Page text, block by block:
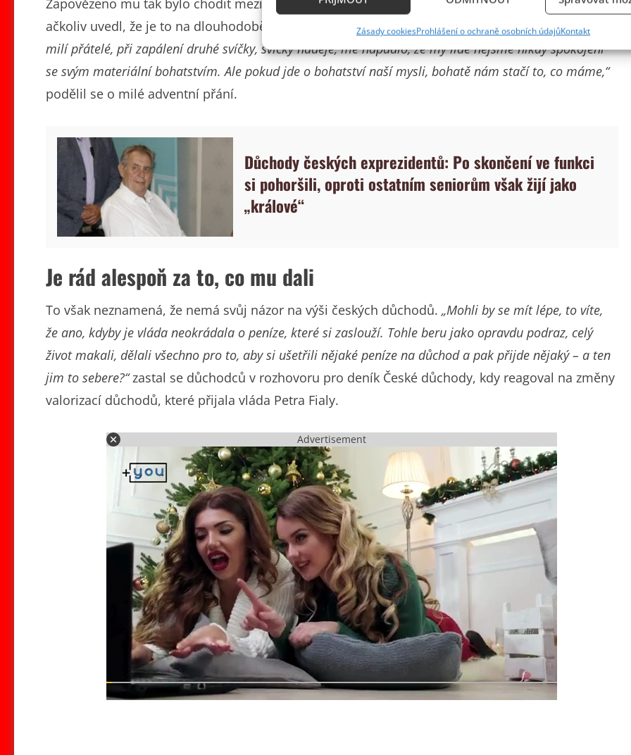
základě aktivně vyžádaných informací.
Zajištění bezpečnosti, předcházení a zjišťování podvodů a
Zásady cookiesProhlášení o ochraně osobních údajůKontakt
Zapovězeno mu tak bylo chodit mezi davy lidí, ale nyní to vypadá, že je z toho nejhoršího venku,
ačkoliv uvedl, že je to na dlouhodobější léčbu. Momentálně si tak užívá předvánoční čas.„Moji
milí přátelé, při zapálení druhé svíčky, svíčky naděje, mě napadlo, že my lidé nejsme nikdy spokojeni
se svým materiální bohatstvím. Ale pokud jde o bohatství naší mysli, bohatě nám stačí to, co máme,“
podělil se o milé adventní přání.
Důchody českých exprezidentů: Po skončení ve funkci
si pohoršili, oproti ostatním seniorům však žijí jako
„králové“
Je rád alespoň za to, co mu dali
To však neznamená, že nemá svůj názor na výši českých důchodů. „Mohli by se mít lépe, to víte,
že ano, kdyby je vláda neokrádala o peníze, které si zaslouží. Tohle beru jako opravdu podraz, celý
život makali, dělali všechno pro to, aby si ušetřili nějaké peníze na důchod a pak přijde nějaký – a ten
jim to sebere?“zastal se důchodců v rozhovoru pro deník České důchody, kdy reagoval na změny
valorizací důchodů, které přijala vláda Petra Fialy.
Advertisement